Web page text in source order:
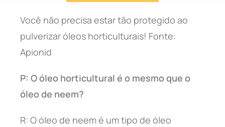
Você não precisa estar tão protegido ao
pulverizar óleos horticulturais! Fonte:
Apionid
P: O óleo horticultural é o mesmo que o
óleo de neem?
R: O óleo de neem é um tipo de óleo